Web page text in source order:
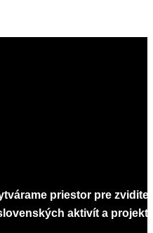
priestor pre
aktivít a